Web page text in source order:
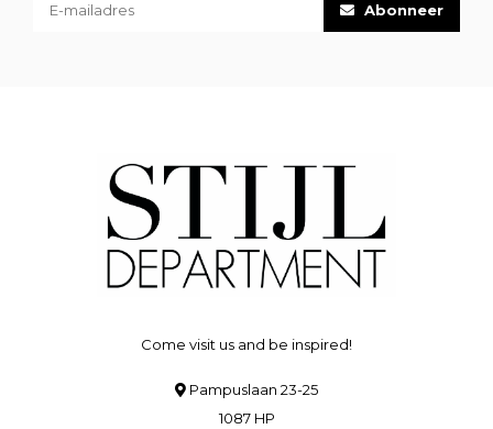
Abonneer
Come visit us and be inspired!
Pampuslaan 23-25
1087 HP